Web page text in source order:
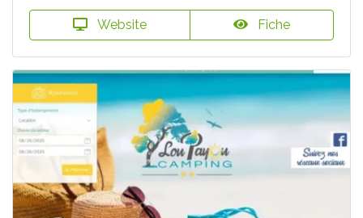
Website Fiche